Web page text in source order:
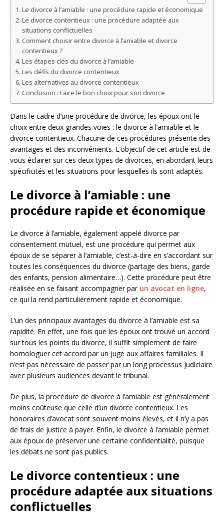
Le divorce à l’amiable : une procédure rapide et économique
Le divorce contentieux : une procédure adaptée aux
situations conflictuelles
Comment choisir entre divorce à l’amiable et divorce
contentieux ?
Les étapes clés du divorce à l’amiable
Les défis du divorce contentieux
Les alternatives au divorce contentieux
Conclusion : Faire le bon choix pour son divorce
Dans le cadre d’une procédure de divorce, les époux ont le
choix entre deux grandes voies : le divorce à l’amiable et le
divorce contentieux. Chacune de ces procédures présente des
avantages et des inconvénients. L’objectif de cet article est de
vous éclairer sur ces deux types de divorces, en abordant leurs
spécificités et les situations pour lesquelles ils sont adaptés.
Le divorce à l’amiable : une
procédure rapide et économique
Le divorce à l’amiable, également appelé divorce par
consentement mutuel, est une procédure qui permet aux
époux de se séparer à l’amiable, c’est-à-dire en s’accordant sur
toutes les conséquences du divorce (partage des biens, garde
des enfants, pension alimentaire…). Cette procédure peut être
réalisée en se faisant accompagner par un avocat en ligne,
ce qui la rend particulièrement rapide et économique.
L’un des principaux avantages du divorce à l’amiable est sa
rapidité. En effet, une fois que les époux ont trouvé un accord
sur tous les points du divorce, il suffit simplement de faire
homologuer cet accord par un juge aux affaires familiales. Il
n’est pas nécessaire de passer par un long processus judiciaire
avec plusieurs audiences devant le tribunal.
De plus, la procédure de divorce à l’amiable est généralement
moins coûteuse que celle d’un divorce contentieux. Les
honoraires d’avocat sont souvent moins élevés, et il n’y a pas
de frais de justice à payer. Enfin, le divorce à l’amiable permet
aux époux de préserver une certaine confidentialité, puisque
les débats ne sont pas publics.
Le divorce contentieux : une
procédure adaptée aux situations
conflictuelles